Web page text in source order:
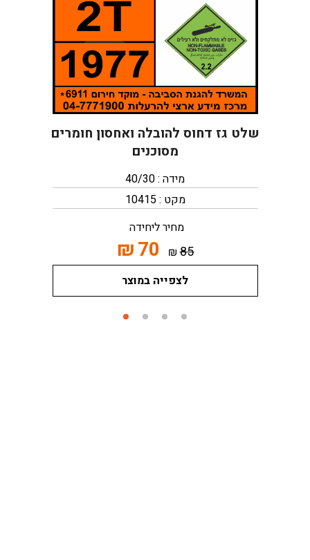
שלט גז דחוס להובלה ואחסון חומרים
מסוכנים
מידה : 40/30
מקט : 10415
מחיר ליחידה
85
₪
70
₪
לצפייה במוצר